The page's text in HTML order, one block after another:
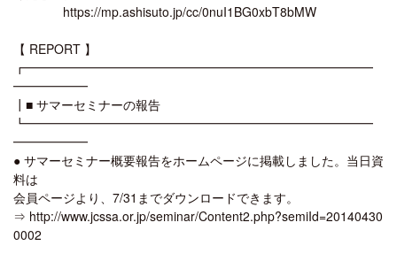
https://mp.ashisuto.jp/cc/0nuI1BG0xbT8bMW
【 REPORT 】
┏━━━━━━━━━━━━━━━━━━━━━━━━━━━━
━━━━━━
┃■ サマーセミナーの報告
┗━━━━━━━━━━━━━━━━━━━━━━━━━━━━
━━━━━━
● サマーセミナー概要報告をホームページに掲載しました。当日資
料は
会員ページより、7/31までダウンロードできます。
⇒ http://www.jcssa.or.jp/seminar/Content2.php?semiId=20140430
0002